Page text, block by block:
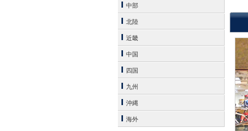
中部
北陸
近畿
中国
四国
九州
沖縄
海外